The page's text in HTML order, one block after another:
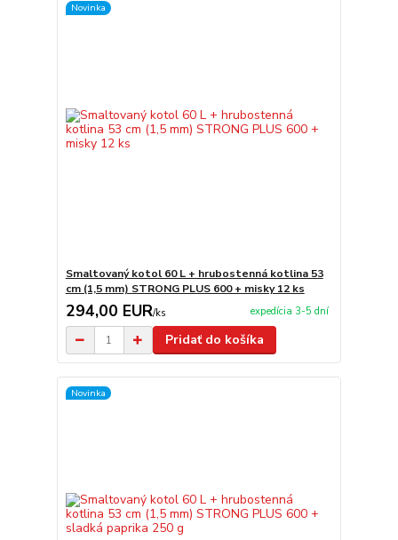
Novinka
Smaltovaný kotol 60 L + hrubostenná kotlina 53
cm (1,5 mm) STRONG PLUS 600 + misky 12 ks
294,00 EUR/ks expedícia 3-5 dní
Pridať do košíka
Novinka